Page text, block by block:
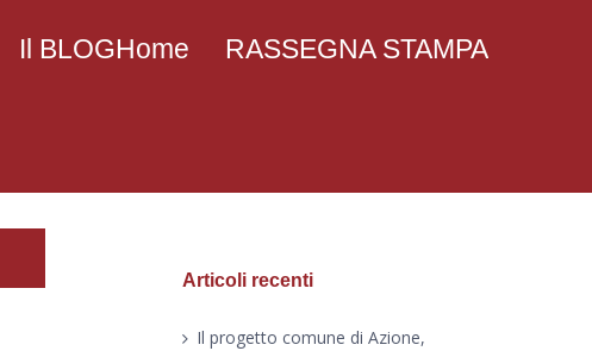
Il BLOGHome RASSEGNA STAMPA
Articoli recenti
Il progetto comune di Azione,